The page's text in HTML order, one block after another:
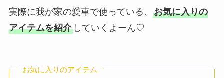
実際に我が家の愛車で使っている、 お気に入りの
アイテムを紹介していくよーん♡
お気に入りのアイテム